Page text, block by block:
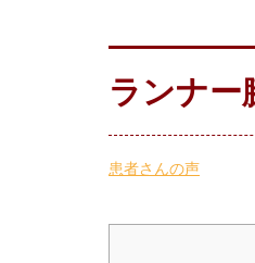
ランナー
患者さんの声